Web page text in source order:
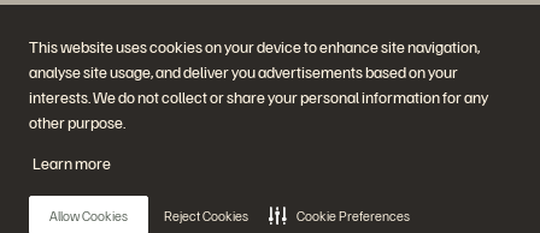
This website uses cookies on your device to enhance site navigation,
analyse site usage, and deliver you advertisements based on your
interests. We do not collect or share your personal information for any
other purpose.
Learn more
Allow Cookies Reject Cookies Cookie Preferences
Diskutiere mit
Folgen Sie den Everpure Social Media Kanälen
Nutzungsbedingungen der Website
Vertrauenszentrum Cookie-Einstellungen